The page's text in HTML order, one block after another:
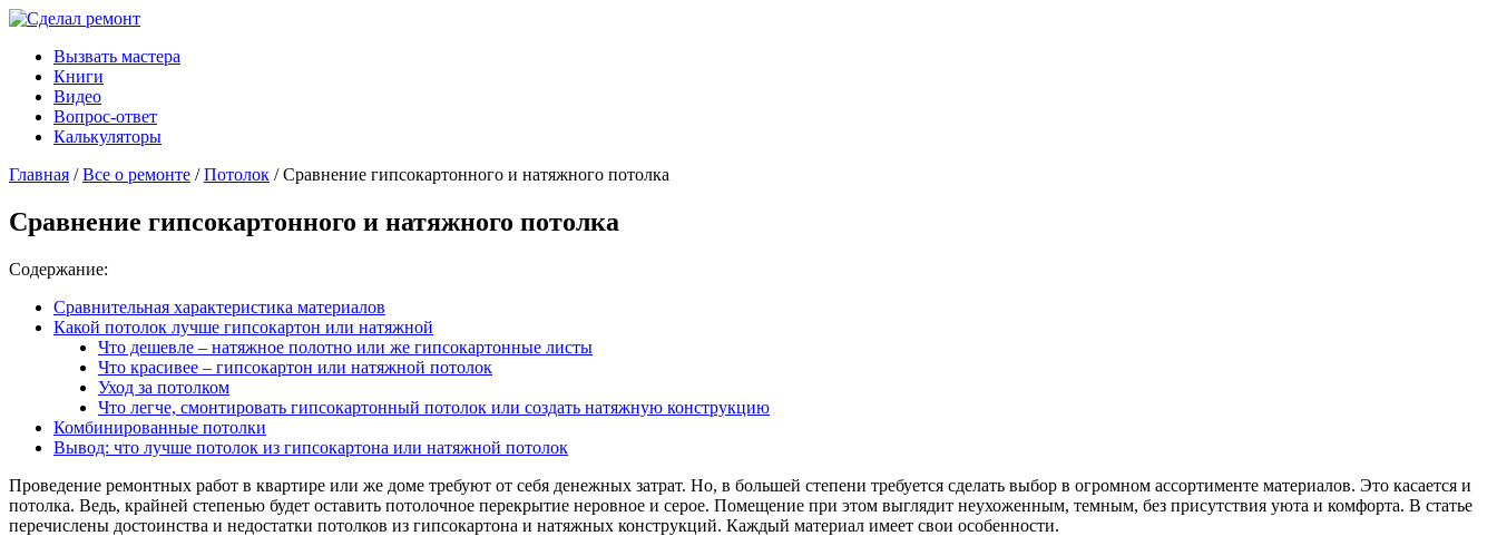
Вызвать мастера
Книги
Видео
Вопрос-ответ
Калькуляторы
Главная /Все о ремонте /Потолок / Сравнение гипсокартонного и натяжного потолка
Сравнение гипсокартонного и натяжного потолка
Содержание:
Сравнительная характеристика материалов
Какой потолок лучше гипсокартон или натяжной
Что дешевле – натяжное полотно или же гипсокартонные листы
Что красивее – гипсокартон или натяжной потолок
Уход за потолком
Что легче, смонтировать гипсокартонный потолок или создать натяжную конструкцию
Комбинированные потолки
Вывод: что лучше потолок из гипсокартона или натяжной потолок
Проведение ремонтных работ в квартире или же доме требуют от себя денежных затрат. Но, в большей степени требуется сделать выбор в огромном ассортименте материалов. Это касается и
потолка. Ведь, крайней степенью будет оставить потолочное перекрытие неровное и серое. Помещение при этом выглядит неухоженным, темным, без присутствия уюта и комфорта. В статье
перечислены достоинства и недостатки потолков из гипсокартона и натяжных конструкций. Каждый материал имеет свои особенности.